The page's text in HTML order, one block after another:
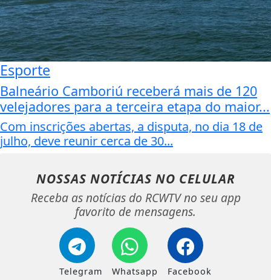
Esporte
Balneário Camboriú receberá mais de 120
velejadores para a terceira etapa do maior...
Com inscrições abertas, a disputa, no dia 18 de
julho, deve reunir cerca de 30...
NOSSAS NOTÍCIAS NO CELULAR
Receba as notícias do RCWTV no seu app
favorito de mensagens.
Telegram Whatsapp Facebook